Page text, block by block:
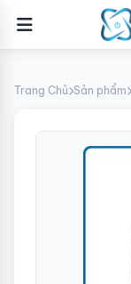
Trang Chủ Sản phẩm